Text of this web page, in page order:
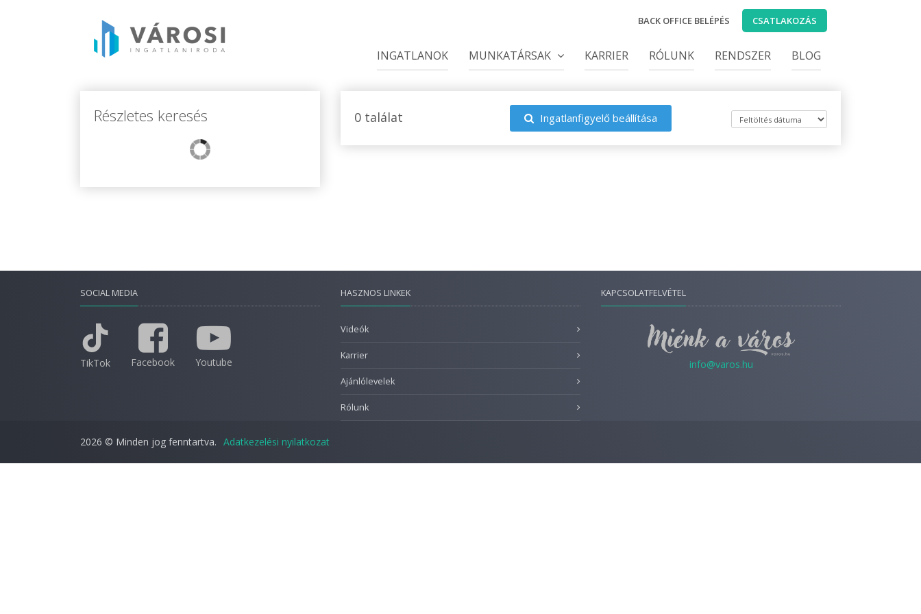
BACK OFFICE BELÉPÉS CSATLAKOZÁS
INGATLANOK MUNKATÁRSAK KARRIER RÓLUNK RENDSZER BLOG
Részletes keresés 0 találat Ingatlanfigyelő beállítása
SOCIAL MEDIA
TikTok Facebook Youtube
HASZNOS LINKEK
Videók
Karrier
Ajánlólevelek
Rólunk
KAPCSOLATFELVÉTEL
info@varos.hu
2026 © Minden jog fenntartva. Adatkezelési nyilatkozat